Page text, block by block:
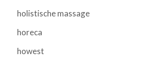
holistische massage
horeca
howest